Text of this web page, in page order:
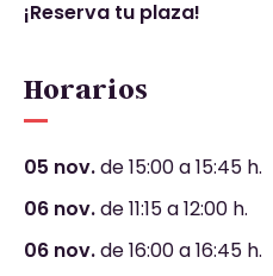
¡Reserva tu plaza!
Horarios
05 nov.de 15:00 a 15:45 h.
06 nov.de 11:15 a 12:00 h.
06 nov.de 16:00 a 16:45 h.